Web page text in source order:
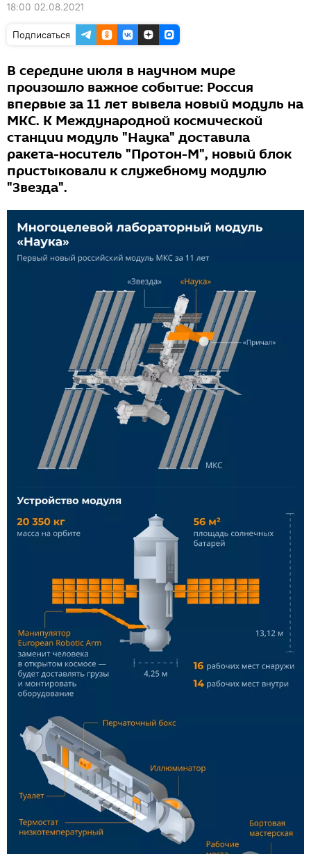
18:00 02.08.2021
Подписаться
В середине июля в научном мире
произошло важное событие: Россия
впервые за 11 лет вывела новый модуль на
МКС. К Международной космической
станции модуль "Наука" доставила
ракета-носитель "Протон-М", новый блок
пристыковали к служебному модулю
"Звезда".